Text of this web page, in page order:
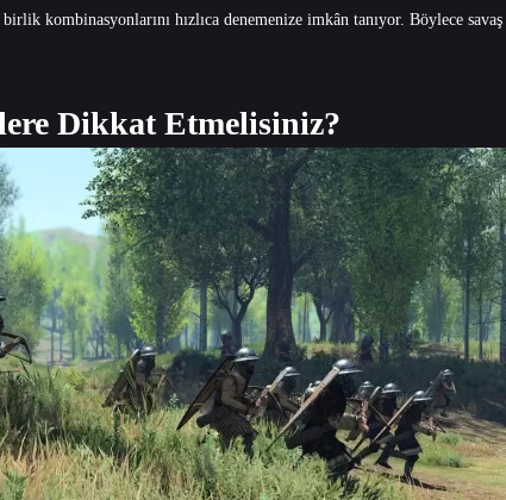
kombinasyonlarını hızlıca denemenize imkân tanıyor. Böylece savaş
Dikkat Etmelisiniz?